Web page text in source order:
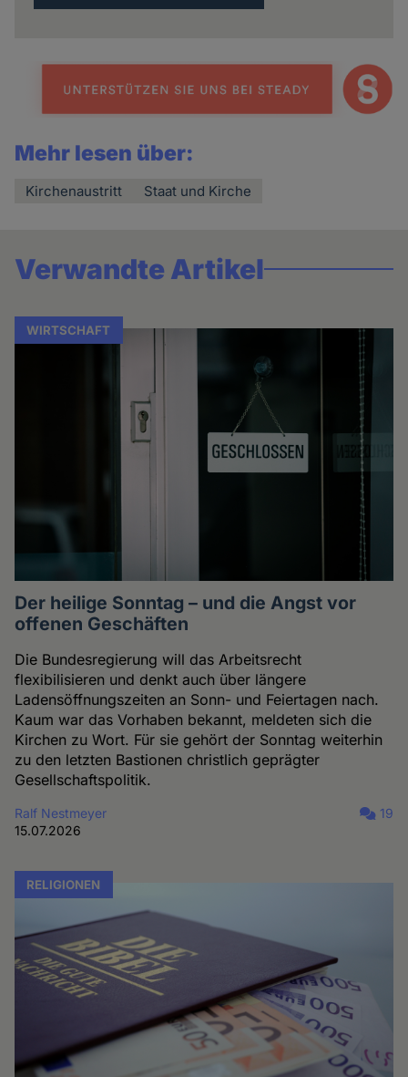
Mehr lesen über:
Kirchenaustritt Staat und Kirche
Verwandte Artikel
WIRTSCHAFT
Der heilige Sonntag – und die Angst vor
offenen Geschäften
Die Bundesregierung will das Arbeitsrecht
flexibilisieren und denkt auch über längere
Ladensöffnungszeiten an Sonn- und Feiertagen nach.
Kaum war das Vorhaben bekannt, meldeten sich die
Kirchen zu Wort. Für sie gehört der Sonntag weiterhin
zu den letzten Bastionen christlich geprägter
Gesellschaftspolitik.
Ralf Nestmeyer
15.07.2026
19
RELIGIONEN